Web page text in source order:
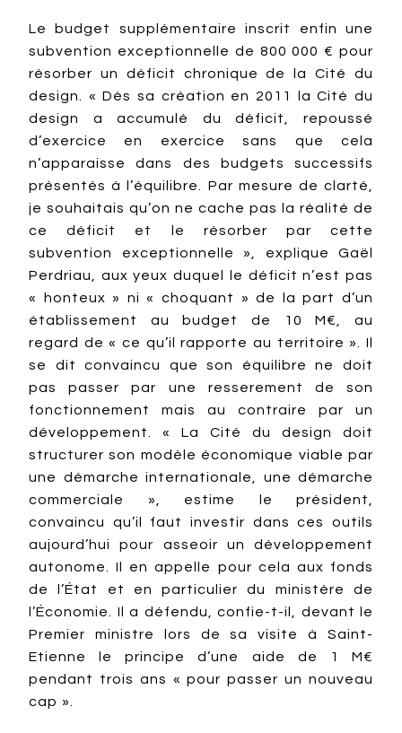
Le budget supplémentaire inscrit enfin une
subvention exceptionnelle de 800 000 € pour
résorber un déficit chronique de la Cité du
design. « Dès sa création en 2011 la Cité du
design a accumulé du déficit, repoussé
d’exercice en exercice sans que cela
n’apparaisse dans des budgets successifs
présentés à l’équilibre. Par mesure de clarté,
je souhaitais qu’on ne cache pas la réalité de
ce déficit et le résorber par cette
subvention exceptionnelle », explique Gaël
Perdriau, aux yeux duquel le déficit n’est pas
« honteux » ni « choquant » de la part d’un
établissement au budget de 10 M€, au
regard de « ce qu’il rapporte au territoire ». Il
se dit convaincu que son équilibre ne doit
pas passer par une resserement de son
fonctionnement mais au contraire par un
développement. « La Cité du design doit
structurer son modèle économique viable par
une démarche internationale, une démarche
commerciale », estime le président,
convaincu qu’il faut investir dans ces outils
aujourd’hui pour asseoir un développement
autonome. Il en appelle pour cela aux fonds
de l’État et en particulier du ministère de
l’Économie. Il a défendu, confie-t-il, devant le
Premier ministre lors de sa visite à Saint-
Etienne le principe d’une aide de 1 M€
pendant trois ans « pour passer un nouveau
cap ».